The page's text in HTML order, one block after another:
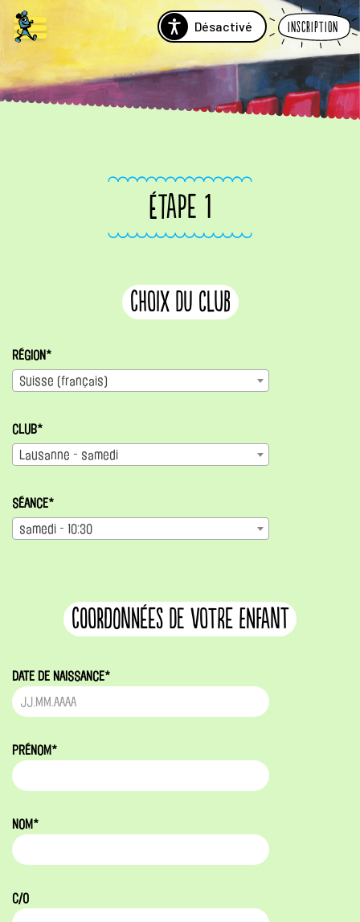
Désactivé Inscription
ÉTAPE 1
choix du club
RÉGION*
Suisse (français)
CLUB*
Lausanne - samedi
SÉANCE*
samedi - 10:30
coordonnées de votre enfant
DATE DE NAISSANCE*
PRÉNOM*
NOM*
C/O